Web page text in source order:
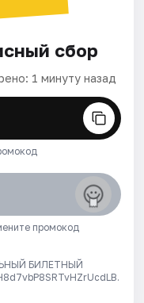
сбор
1 минуту назад
промокод
БИЛЕТНЫЙ